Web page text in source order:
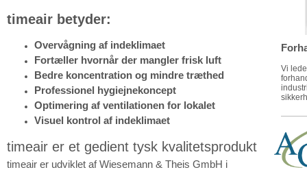
timeair betyder:
Overvågning af indeklimaet
Fortæller hvornår der mangler frisk luft
Bedre koncentration og mindre træthed
Professionel hygiejnekoncept
Optimering af ventilationen for lokalet
Visuel kontrol af indeklimaet
timeair er et gedient tysk kvalitetsprodukt
timeair er udviklet af Wiesemann & Theis GmbH i
Vi